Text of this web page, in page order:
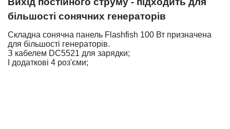
більшості сонячних генераторів
Складна сонячна панель Flashfish 100 Вт призначена
для більшості генераторів.
З кабелем DC5521 для зарядки;
І додаткові 4 роз'єми;